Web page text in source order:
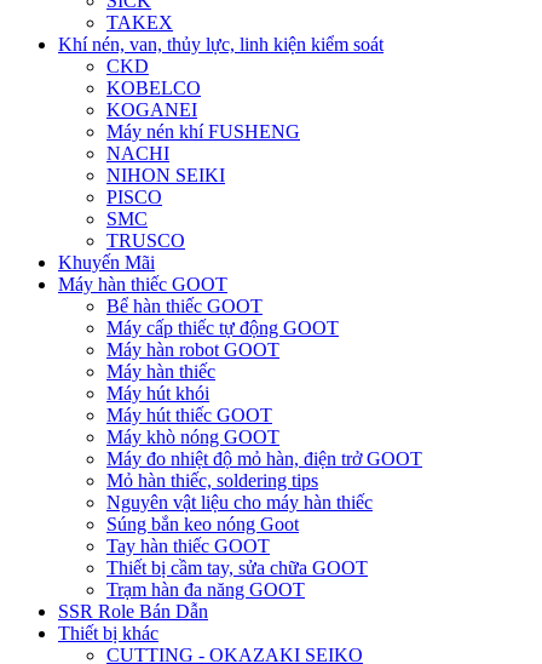
TAKEX
Khí nén, van, thủy lực, linh kiện kiểm soát
CKD
KOBELCO
KOGANEI
Máy nén khí FUSHENG
NACHI
NIHON SEIKI
PISCO
SMC
TRUSCO
Khuyến Mãi
Máy hàn thiếc GOOT
Bể hàn thiếc GOOT
Máy cấp thiếc tự động GOOT
Máy hàn robot GOOT
Máy hàn thiếc
Máy hút khói
Máy hút thiếc GOOT
Máy khò nóng GOOT
Máy đo nhiệt độ mỏ hàn, điện trở GOOT
Mỏ hàn thiếc, soldering tips
Nguyên vật liệu cho máy hàn thiếc
Súng bắn keo nóng Goot
Tay hàn thiếc GOOT
Thiết bị cầm tay, sửa chữa GOOT
Trạm hàn đa năng GOOT
SSR Role Bán Dẫn
Thiết bị khác
CUTTING - OKAZAKI SEIKO